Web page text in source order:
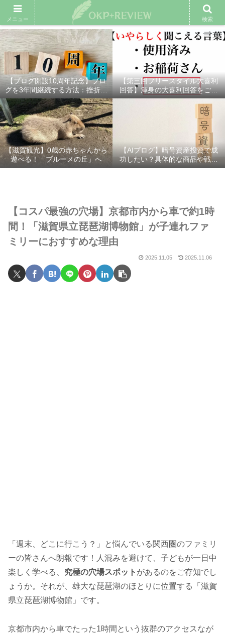
雑記ブログ プロフィール 余興動画 ベスト大喜利 スポ
【ブログ開設10周年記念】ブロ
グを3年間継続する方法：挫折し
ないための7つの秘訣
【第三回フリースタイル大喜利
回答】渾身の大喜利回答をご紹
介！
【滋賀観光】0歳の赤ちゃんから
遊べる！「ブルーメの丘」へ
【AIブログ】暗号資産投資で成
功したい？具体的な商品や戦略
を分かりやすく解説！
【コスパ最強の穴場】京都市内から車で約1時
間！「滋賀県立琵琶湖博物館」が子連れファ
ミリーにおすすめな理由
2025.11.05 2025.11.06
「週末、どこに行こう？」と悩んでいる関西圏のファミリ
ーの皆さんへ朗報です！人混みを避けて、子どもが一日中
楽しく学べる、 究極の穴場スポット があるのをご存知でし
ょうか。それが、雄大な琵琶湖のほとりに位置する「滋賀
県立琵琶湖博物館」です。
京都市内から車でたった1時間という抜群のアクセスなが
メニュー 検索